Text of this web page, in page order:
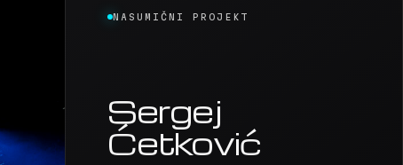
NASUMIČNI PROJEKT
Sergej
Ćetković